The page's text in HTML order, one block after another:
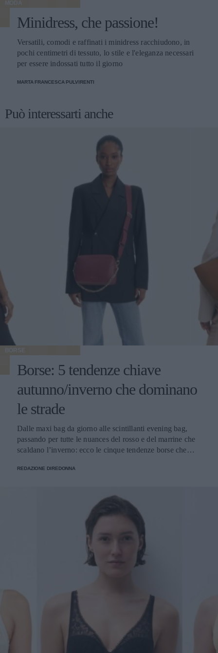
MODA
Minidress, che passione!
Versatili, comodi e raffinati i minidress racchiudono, in
pochi centimetri di tessuto, lo stile e l'eleganza necessari
per essere indossati tutto il giorno
MARTA FRANCESCA PULVIRENTI
Può interessarti anche
BORSE
Borse: 5 tendenze chiave
autunno/inverno che dominano
le strade
Dalle maxi bag da giorno alle scintillanti evening bag,
passando per tutte le nuances del rosso e del marrine che
scaldano l’inverno: ecco le cinque tendenze borse che
REDAZIONE DIREDONNA